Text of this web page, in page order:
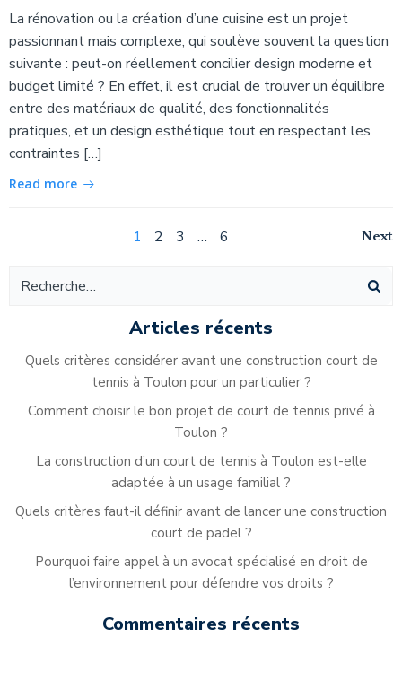
La rénovation ou la création d’une cuisine est un projet
passionnant mais complexe, qui soulève souvent la question
suivante : peut-on réellement concilier design moderne et
budget limité ? En effet, il est crucial de trouver un équilibre
entre des matériaux de qualité, des fonctionnalités
pratiques, et un design esthétique tout en respectant les
contraintes […]
Read more
Navigation
des
articles
Navigation
des
articles
Page
1 Page
2 Page
3 … Page
6 Next
Articles récents
Quels critères considérer avant une construction court de
tennis à Toulon pour un particulier ?
Comment choisir le bon projet de court de tennis privé à
Toulon ?
La construction d’un court de tennis à Toulon est-elle
adaptée à un usage familial ?
Quels critères faut-il définir avant de lancer une construction
court de padel ?
Pourquoi faire appel à un avocat spécialisé en droit de
l’environnement pour défendre vos droits ?
Commentaires récents